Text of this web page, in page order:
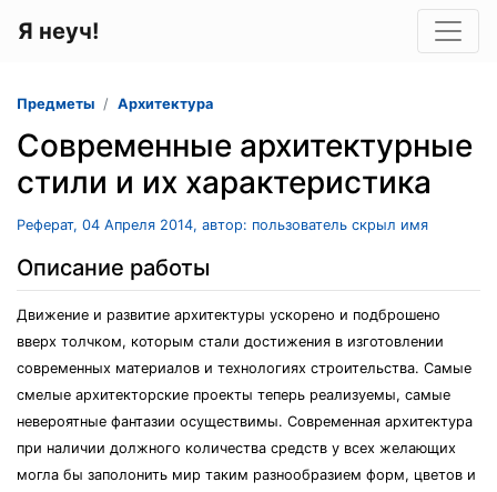
Я неуч!
Предметы Архитектура
Современные архитектурные
стили и их характеристика
Реферат, 04 Апреля 2014, автор: пользователь скрыл имя
Описание работы
Движение и развитие архитектуры ускорено и подброшено
вверх толчком, которым стали достижения в изготовлении
современных материалов и технологиях строительства. Самые
смелые архитекторские проекты теперь реализуемы, самые
невероятные фантазии осуществимы. Современная архитектура
при наличии должного количества средств у всех желающих
могла бы заполонить мир таким разнообразием форм, цветов и